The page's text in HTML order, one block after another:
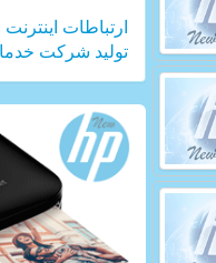
ارتباطات اینترنت
تولید شركت